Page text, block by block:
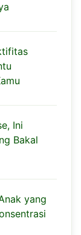
Ini
Bakal
yang